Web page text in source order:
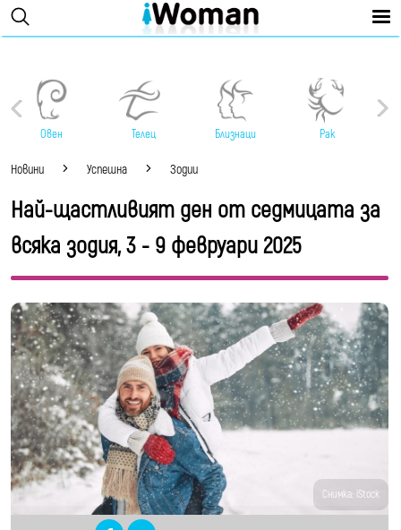
Овен Телец Близнаци Рак
Новини Успешна Зодии
Най-щастливият ден от седмицата за
всяка зодия, 3 - 9 февруари 2025
Снимка: iStock